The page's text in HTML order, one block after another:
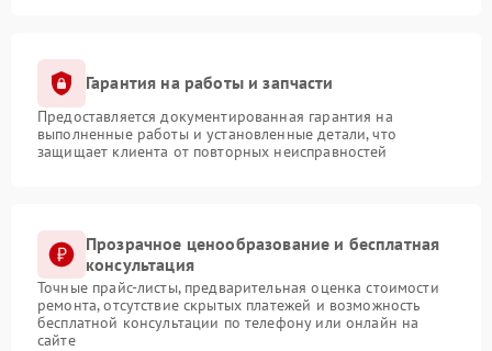
Гарантия на работы и запчасти
Предоставляется документированная гарантия на
выполненные работы и установленные детали, что
защищает клиента от повторных неисправностей
Прозрачное ценообразование и бесплатная
консультация
Точные прайс-листы, предварительная оценка стоимости
ремонта, отсутствие скрытых платежей и возможность
бесплатной консультации по телефону или онлайн на
сайте